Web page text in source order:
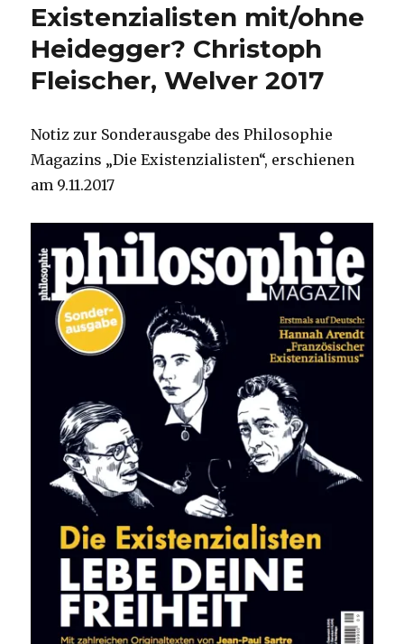
von
Fleischer,
Welver
2019
Existenzialisten mit/ohne
Heidegger? Christoph
Fleischer, Welver 2017
Notiz zur Sonderausgabe des Philosophie
Magazins „Die Existenzialisten“, erschienen
am 9.11.2017